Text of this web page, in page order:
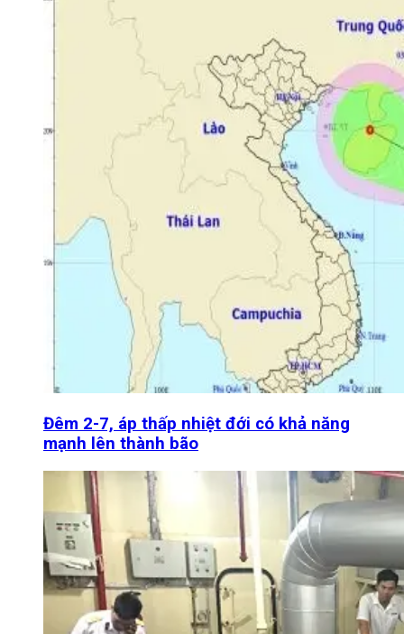
Đêm 2-7, áp thấp nhiệt đới có khả năng
mạnh lên thành bão